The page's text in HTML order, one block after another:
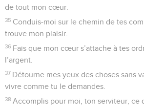
de tout mon cœur.
35 Conduis-moi sur le chemin de tes
trouve mon plaisir.
36 Fais que mon cœur s’attache à tes
l’argent.
37 Détourne mes yeux des choses sans
vivre comme tu le demandes.
38 Accomplis pour moi, ton serviteur, ce